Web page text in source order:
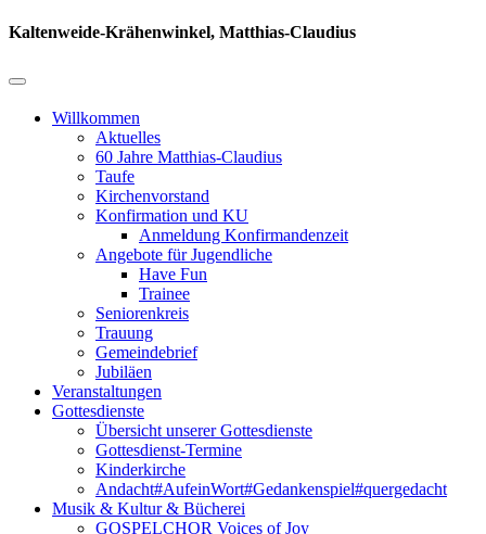
Kaltenweide-Krähenwinkel, Matthias-Claudius
Willkommen
Aktuelles
60 Jahre Matthias-Claudius
Taufe
Kirchenvorstand
Konfirmation und KU
Anmeldung Konfirmandenzeit
Angebote für Jugendliche
Have Fun
Trainee
Seniorenkreis
Trauung
Gemeindebrief
Jubiläen
Veranstaltungen
Gottesdienste
Übersicht unserer Gottesdienste
Gottesdienst-Termine
Kinderkirche
Andacht#AufeinWort#Gedankenspiel#quergedacht
Musik & Kultur & Bücherei
GOSPELCHOR Voices of Joy